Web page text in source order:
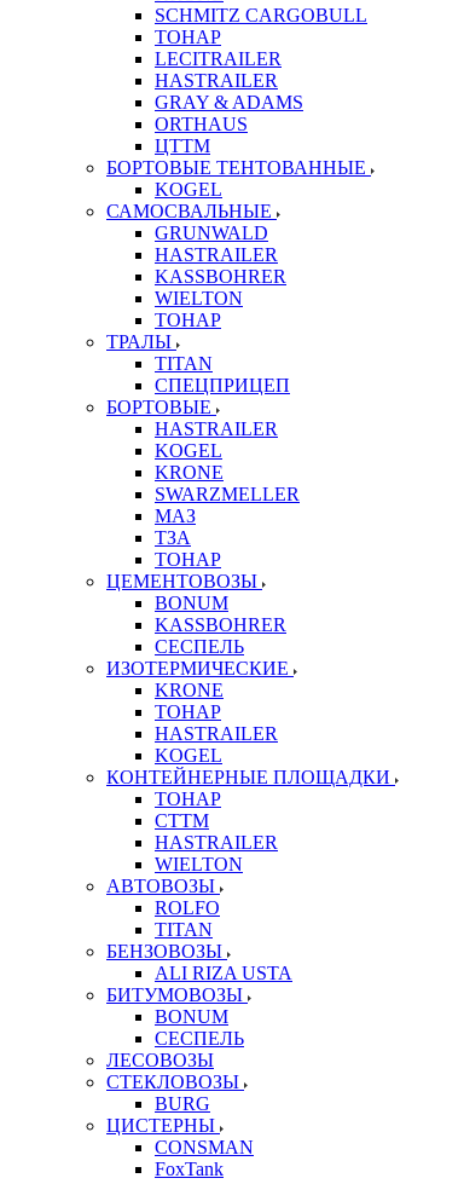
SCHMITZ CARGOBULL
ТОНАР
LECITRAILER
HASTRAILER
GRAY & ADAMS
ORTHAUS
ЦТТМ
БОРТОВЫЕ ТЕНТОВАННЫЕ
KOGEL
САМОСВАЛЬНЫЕ
GRUNWALD
HASTRAILER
KASSBOHRER
WIELTON
ТОНАР
ТРАЛЫ
TITAN
СПЕЦПРИЦЕП
БОРТОВЫЕ
HASTRAILER
KOGEL
KRONE
SWARZMELLER
МАЗ
ТЗА
ТОНАР
ЦЕМЕНТОВОЗЫ
BONUM
KASSBOHRER
СЕСПЕЛЬ
ИЗОТЕРМИЧЕСКИЕ
KRONE
ТОНАР
HASTRAILER
KOGEL
КОНТЕЙНЕРНЫЕ ПЛОЩАДКИ
ТОНАР
CTTM
HASTRAILER
WIELTON
АВТОВОЗЫ
ROLFO
TITAN
БЕНЗОВОЗЫ
ALI RIZA USTA
БИТУМОВОЗЫ
BONUM
СЕСПЕЛЬ
ЛЕСОВОЗЫ
СТЕКЛОВОЗЫ
BURG
ЦИСТЕРНЫ
CONSMAN
FoxTank